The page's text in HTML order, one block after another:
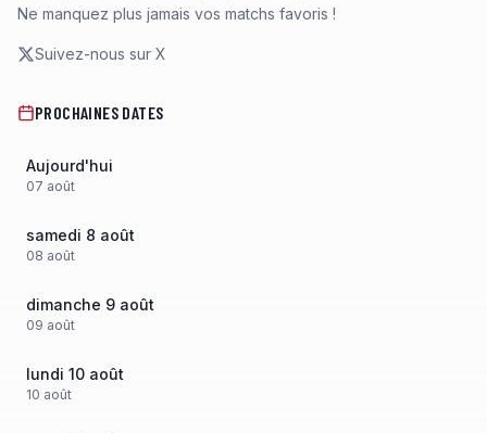
Ne manquez plus jamais vos matchs favoris !
Suivez-nous sur X
PROCHAINES DATES
Aujourd'hui
07 août
samedi 8 août
08 août
dimanche 9 août
09 août
lundi 10 août
10 août